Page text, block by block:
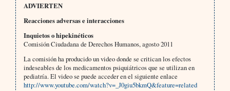
ADVIERTEN
Reacciones adversas e interacciones
Inquietos o hipekinéticos
Comisión Ciudadana de Derechos Humanos, agosto 2011
La comisión ha producido un video donde se critican los efectos
indeseables de los medicamentos psiquiátricos que se utilizan en
pediatría. El video se puede acceder en el siguiente enlace
http://www.youtube.com/watch?v=_J0giu5bkmQ&feature=related